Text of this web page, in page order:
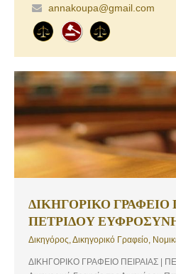
πιο συμφέρουσα και δίκαιη για σας
annakoupa@gmail.com
ΔΙΚΗΓΟΡΙΚΟ ΓΡΑΦΕΙΟ
ΠΕΤΡΙΔΟΥ
Δικηγόρος, Δικηγορικό Γραφείο,
ΔΙΚΗΓΟΡΙΚΟ ΓΡΑΦΕΙΟ ΠΕΙΡΑΙΑΣ |